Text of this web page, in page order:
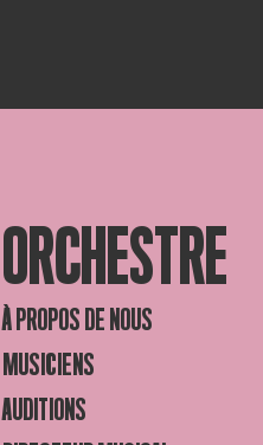
ORCHESTRE
À PROPOS DE NOUS
MUSICIENS
AUDITIONS